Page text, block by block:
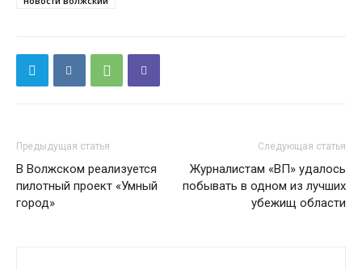
Предыдущая статья
В Волжском реализуется
пилотный проект «Умный
город»
Следующая статья
Журналистам «ВП» удалось
побывать в одном из лучших
убежищ области